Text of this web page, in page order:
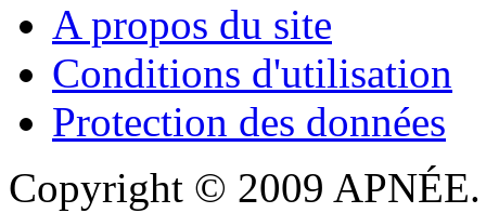
A propos du site
Conditions d'utilisation
Protection des données
Copyright © 2009 APNÉE.